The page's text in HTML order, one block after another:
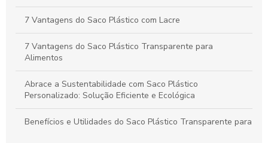
7 Vantagens do Saco Plástico com Lacre
7 Vantagens do Saco Plástico Transparente para
Alimentos
Abrace a Sustentabilidade com Saco Plástico
Personalizado: Solução Eficiente e Ecológica
Benefícios e Utilidades do Saco Plástico Transparente para